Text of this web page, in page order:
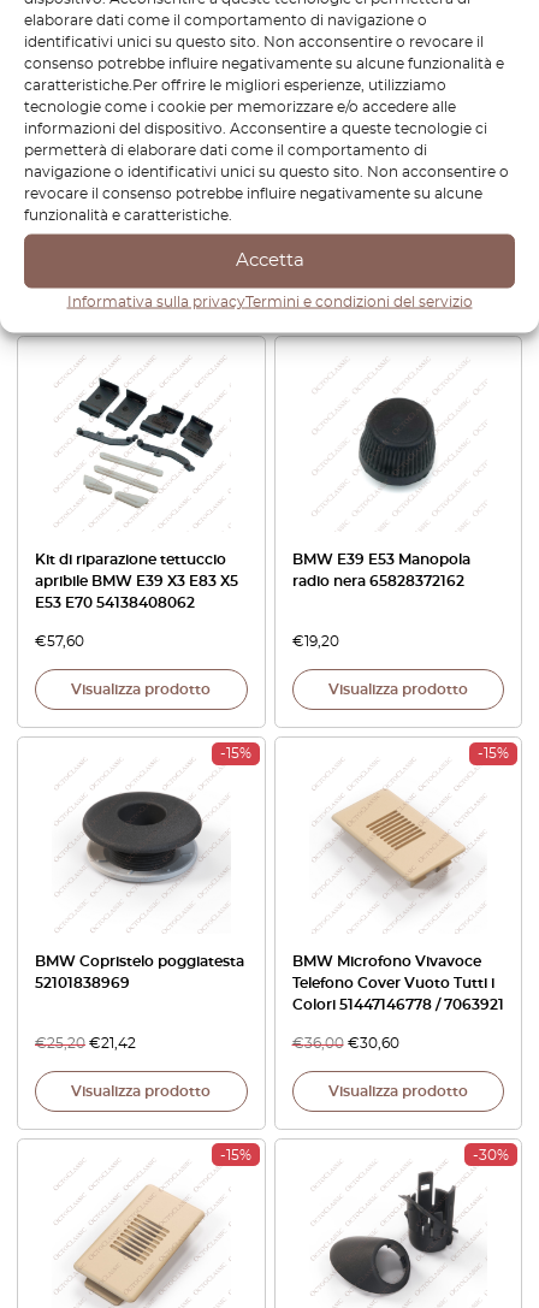
elaborare dati come il comportamento di navigazione o
identificativi unici su questo sito. Non acconsentire o revocare il
consenso potrebbe influire negativamente su alcune funzionalità e
caratteristiche.Per offrire le migliori esperienze, utilizziamo
tecnologie come i cookie per memorizzare e/o accedere alle
informazioni del dispositivo. Acconsentire a queste tecnologie ci
permetterà di elaborare dati come il comportamento di
navigazione o identificativi unici su questo sito. Non acconsentire o
revocare il consenso potrebbe influire negativamente su alcune
funzionalità e caratteristiche.
Accetta
Informativa sulla privacyTermini e condizioni del servizio
BMW E39 / E53 Kit di
riparazione del tetto apribile
54138408062
Visualizza prodotto
BMW E53 X5 Center Console
Cupholder Storage Cover
Roller Lid Tray 51168402941
Visualizza prodotto
Kit di riparazione tettuccio
apribile BMW E39 X3 E83 X5
E53 E70 54138408062
€57,60
Visualizza prodotto
BMW E39 E53 Manopola
radio nera 65828372162
€19,20
Visualizza prodotto
-15%
BMW Copristelo poggiatesta
52101838969
€25,20 €21,42
Visualizza prodotto
-15%
BMW Microfono Vivavoce
Telefono Cover Vuoto Tutti i
Colori 51447146778 / 7063921
€36,00 €30,60
Visualizza prodotto
-15% -30%